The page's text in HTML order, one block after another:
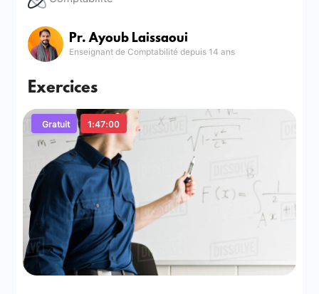
Pr. Ayoub Laissaoui
Enseignant de Comptabilité depuis 14 ans
Exercices
Gratuit 1:47:00